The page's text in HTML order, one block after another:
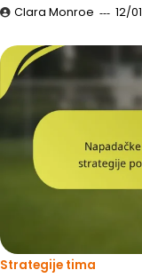
Clara Monroe 12/
Strategije tima